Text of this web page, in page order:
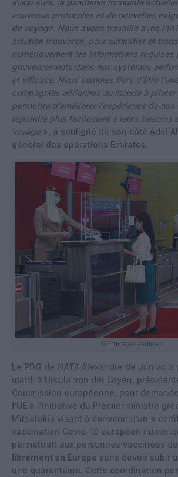
aussi sûrs, la pandémie mondiale
nouveaux protocoles et de nouvelles
de voyage. Nous avons travaillé avec
solution innovante, pour simplifier et
numériquement les informations
gouvernements dans nos systèmes
et efficace. Nous sommes fiers d’être
compagnies aériennes au monde à
permettra d’améliorer l’expérience de
répondre plus facilement à leurs besoins
voyage », a souligné de son côté ​Adel
général des opérations Emirates​.
©Emirates Airlines
Le PDG de l’IATA Alexandre de Juniac
mardi à Ursula von der Leyen,
Commission européenne, pour
l’UE à l’initiative du Premier ministre
Mitsotakis visant à convenir d’un «
vaccination Covid-19 européen
permettrait aux personnes vaccinées de
librement en Europe sans devoir subir
une quarantaine. Cette coordination